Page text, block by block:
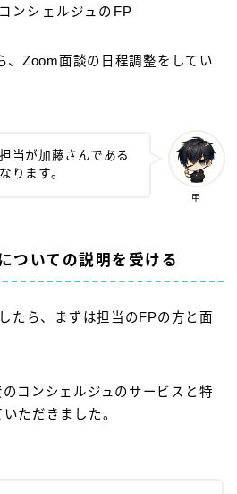
ンシェルジュのFP
、Zoom面談の日程調整をしてい
甲
当が加藤さんである
ります。
ついての説明を受ける
たら、まずは担当のFPの方と面
コンシェルジュのサービスと特
ただきました。